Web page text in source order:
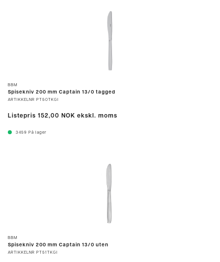
BBM
Spisekniv 200 mm Captain 13/0 tagged
ARTIKKELNR PT50TKGI
Listepris 152,00 NOK ekskl. moms
3459 På lager
BBM
Spisekniv 200 mm Captain 13/0 uten
ARTIKKELNR PT51TKGI